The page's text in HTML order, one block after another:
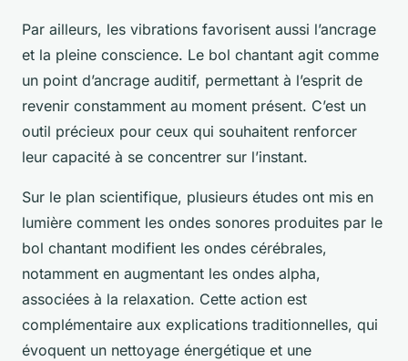
Par ailleurs, les vibrations favorisent aussi l’ancrage
et la pleine conscience. Le bol chantant agit comme
un point d’ancrage auditif, permettant à l’esprit de
revenir constamment au moment présent. C’est un
outil précieux pour ceux qui souhaitent renforcer
leur capacité à se concentrer sur l’instant.
Sur le plan scientifique, plusieurs études ont mis en
lumière comment les ondes sonores produites par le
bol chantant modifient les ondes cérébrales,
notamment en augmentant les ondes alpha,
associées à la relaxation. Cette action est
complémentaire aux explications traditionnelles, qui
évoquent un nettoyage énergétique et une